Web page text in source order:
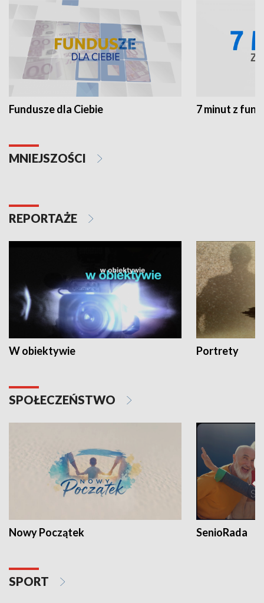
Fundusze dla Ciebie 7 minut z
MNIEJSZOŚCI
REPORTAŻE
W obiektywie Portrety
SPOŁECZEŃSTWO
Nowy Początek SenioRada
SPORT